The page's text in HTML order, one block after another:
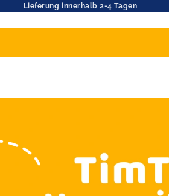
Lieferung innerhalb 2-4 Tagen